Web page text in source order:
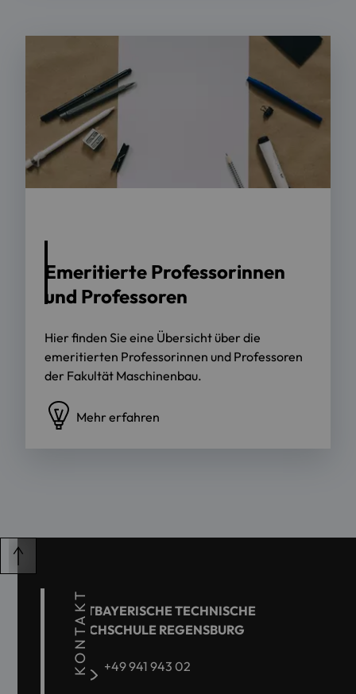
Emeritierte Professorinnen
und Professoren
Hier finden Sie eine Übersicht über die
emeritierten Professorinnen und Professoren
der Fakultät Maschinenbau.
Mehr erfahren
KONTAKT
OSTBAYERISCHE TECHNISCHE
HOCHSCHULE REGENSBURG
+49 941 943 02